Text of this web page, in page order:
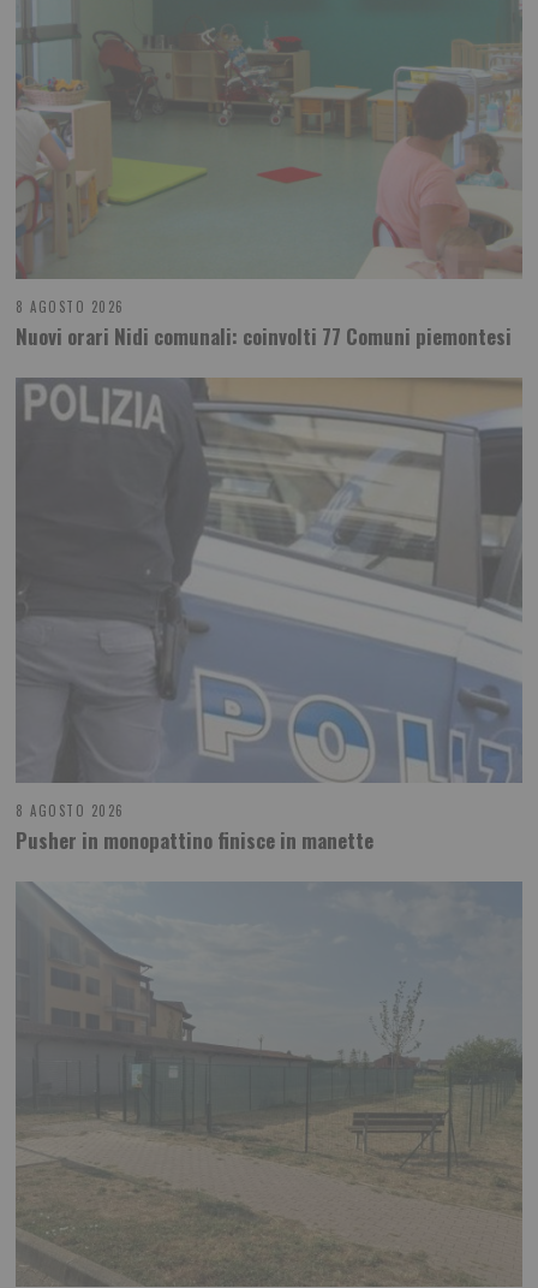
8 AGOSTO 2026
Nuovi orari Nidi comunali: coinvolti 77 Comuni piemontesi
8 AGOSTO 2026
Pusher in monopattino finisce in manette